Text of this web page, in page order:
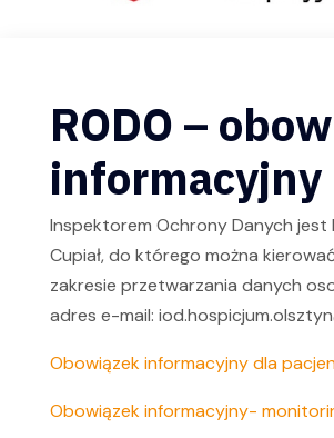
RODO –
informacyjny
Inspektorem Ochrony Danych jest
Cupiał, do którego można
zakresie przetwarzania danych
adres e-mail:
Obowiązek informacyjny dla
Obowiązek informacyjny-